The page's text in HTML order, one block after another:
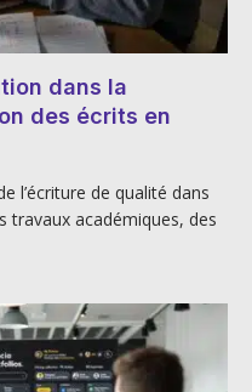
dans la
des écrits en
l’écriture de qualité dans
travaux académiques, des